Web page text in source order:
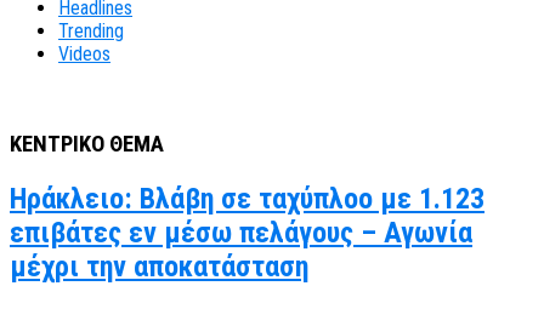
Headlines
Trending
Videos
ΚΕΝΤΡΙΚΟ ΘΕΜΑ
Ηράκλειο: Βλάβη σε ταχύπλοο με 1.123
επιβάτες εν μέσω πελάγους – Αγωνία
μέχρι την αποκατάσταση